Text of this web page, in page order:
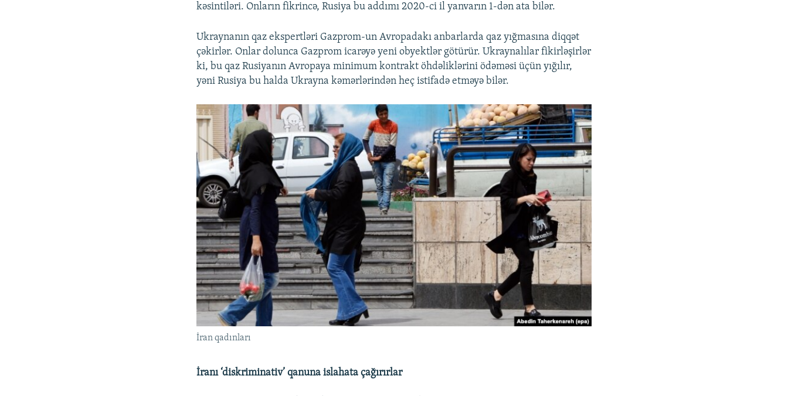
kəsintiləri. Onların fikrincə, Rusiya bu addımı 2020-ci il yanvarın 1-dən ata bilər.
Ukraynanın qaz ekspertləri Gazprom-un Avropadakı anbarlarda qaz yığmasına diqqət
çəkirlər. Onlar dolunca Gazprom icarəyə yeni obyektlər götürür. Ukraynalılar fikirləşirlər
ki, bu qaz Rusiyanın Avropaya minimum kontrakt öhdəliklərini ödəməsi üçün yığılır,
yəni Rusiya bu halda Ukrayna kəmərlərindən heç istifadə etməyə bilər.
İran qadınları
İranı ‘diskriminativ’ qanuna islahata çağırırlar